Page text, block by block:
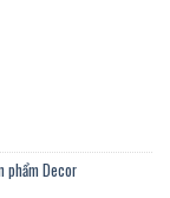
size 35*18cm, nội
phẩm Decor